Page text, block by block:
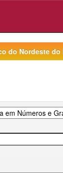
do Nordeste do